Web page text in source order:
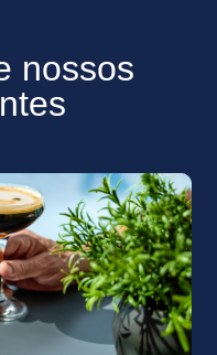
nossos